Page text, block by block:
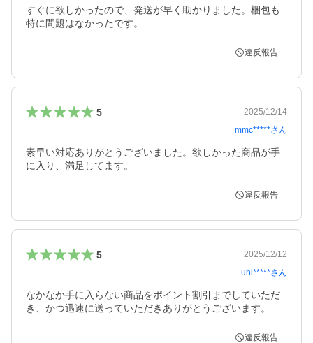
すぐに欲しかったので、発送が早く助かりました。梱包も
特に問題はなかったです。
違反報告
5
2025/12/14
mmc*****さん
素早い対応ありがとうございました。欲しかった商品が手
に入り、満足してます。
違反報告
5
2025/12/12
uhl*****さん
なかなか手に入らない商品をポイント割引までしていただ
き、かつ迅速に送っていただきありがとうございます。
違反報告